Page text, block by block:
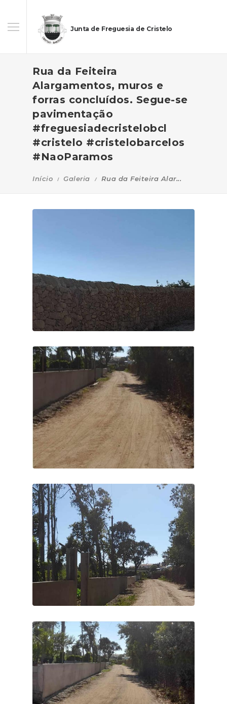
Junta de Freguesia de Cristelo
Rua da Feiteira
Alargamentos, muros e
forras concluídos. Segue-se
pavimentação
#freguesiadecristelobcl
#cristelo #cristelobarcelos
#NaoParamos
Início Galeria Rua da Feiteira Alar...
RUA DA FEITEIRA
ALARGAMENTOS, MUROS E
FORRAS CONCLUÍDOS. SEGUE-
SE PAVIMENTAÇÃO
#FREGUESIADECRISTELOBCL
#CRISTELO
#CRISTELOBARCELOS
#NAOPARAMOS